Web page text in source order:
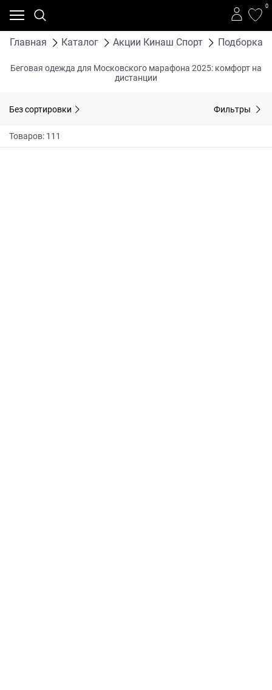
0
Главная Каталог Акции Кинаш Спорт Подборка
Беговая одежда для Московского марафона 2025: комфорт на
дистанции
Без сортировки Фильтры
Товаров: 111